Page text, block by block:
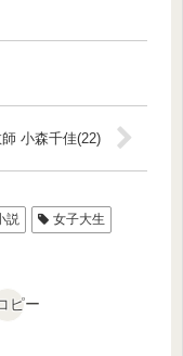
小森千佳(22)
説
女子大生
ピー